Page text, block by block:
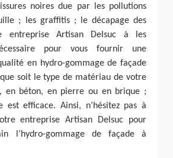
noires due par les pollutions
; les graffitis ; le décapage des
entreprise Artisan Delsuc à les
pour vous fournir une
en hydro-gommage de façade
soit le type de matériau de votre
en béton, en pierre ou en brique ;
est efficace. Ainsi, n’hésitez pas à
entreprise Artisan Delsuc pour
l’hydro-gommage de façade à